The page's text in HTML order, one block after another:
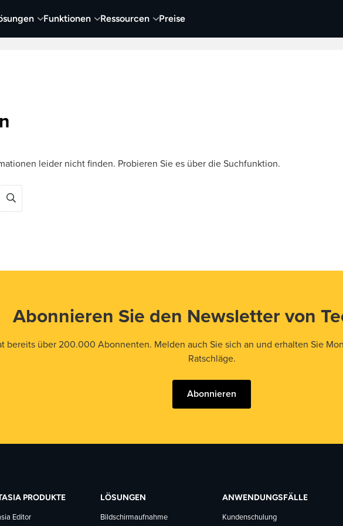
Funktionen Ressourcen Preise
und Aufnehmen Video Visueller Content
leider nicht finden. Probieren Sie es über die Suchfunktion.
Abonnieren Sie den Newsletter von
bereits über 200.000 Abonnenten. Melden auch Sie sich an und erhalten Sie
Ratschläge.
Abonnieren
PRODUKTE
Editor
LÖSUNGEN
Bildschirmaufnahme
ANWENDUNGSFÄLLE
Kundenschulung